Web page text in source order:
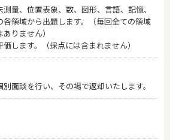
量、位置表象、数、図形、言語、記憶、
領域から出題します。（毎回全ての領域
りません）
します。（採点には含まれません）
面談を行い、その場で返却いたします。